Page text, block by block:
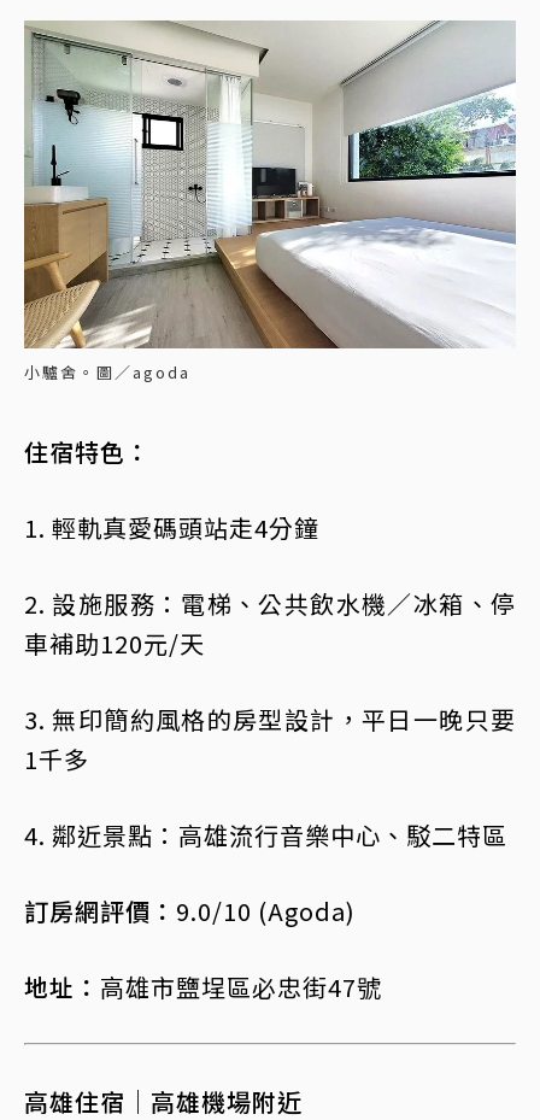
小驢舍。圖／agoda
住宿特色：
1. 輕軌真愛碼頭站走4分鐘
2. 設施服務：電梯、公共飲水機／冰箱、停
車補助120元/天
3. 無印簡約風格的房型設計，平日一晚只要
1千多
4. 鄰近景點：高雄流行音樂中心、駁二特區
訂房網評價： 9.0/10 (Agoda)
地址： 高雄市鹽埕區必忠街47號
高雄住宿｜高雄機場附近